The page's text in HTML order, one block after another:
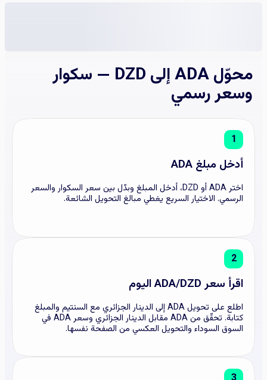
محوّل ADA إلى DZD — سكوار
وسعر رسمي
1
أدخل مبلغ ADA
اختر ADA أو DZD، أدخل المبلغ وبدّل بين سعر السكوار والسعر
الرسمي. الاختيار السريع يغطي مبالغ التحويل الشائعة.
2
اقرأ سعر ADA/DZD اليوم
اطلع على تحويل ADA إلى الدينار الجزائري مع السنتيم والمبلغ
كتابة. تحقّق من ADA مقابل الدينار الجزائري وسعر ADA في
السوق السوداء والتحويل العكسي من الصفحة نفسها.